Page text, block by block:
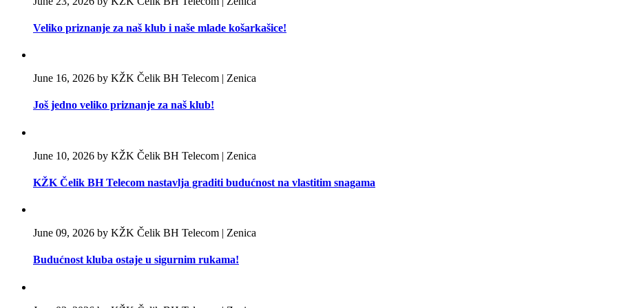
Veliko priznanje za naš klub i naše mlade košarkašice!
June 16, 2026 by KŽK Čelik BH Telecom | Zenica
Još jedno veliko priznanje za naš klub!
June 10, 2026 by KŽK Čelik BH Telecom | Zenica
KŽK Čelik BH Telecom nastavlja graditi budućnost na vlastitim snagama
June 09, 2026 by KŽK Čelik BH Telecom | Zenica
Budućnost kluba ostaje u sigurnim rukama!